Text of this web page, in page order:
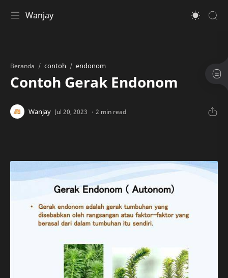
Wanjay
Beranda contoh endonom
Contoh Gerak Endonom
2 min read